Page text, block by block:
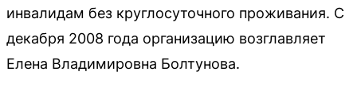
инвалидам без круглосуточного проживания. С
декабря 2008 года организацию возглавляет
Елена Владимировна Болтунова.